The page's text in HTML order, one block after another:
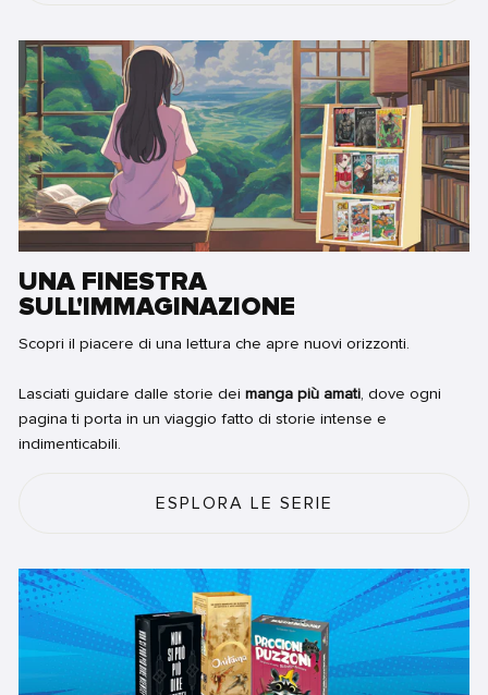
UNA FINESTRA
SULL'IMMAGINAZIONE
Scopri il piacere di una lettura che apre nuovi orizzonti.
Lasciati guidare dalle storie dei manga più amati, dove ogni
pagina ti porta in un viaggio fatto di storie intense e
indimenticabili.
ESPLORA LE SERIE